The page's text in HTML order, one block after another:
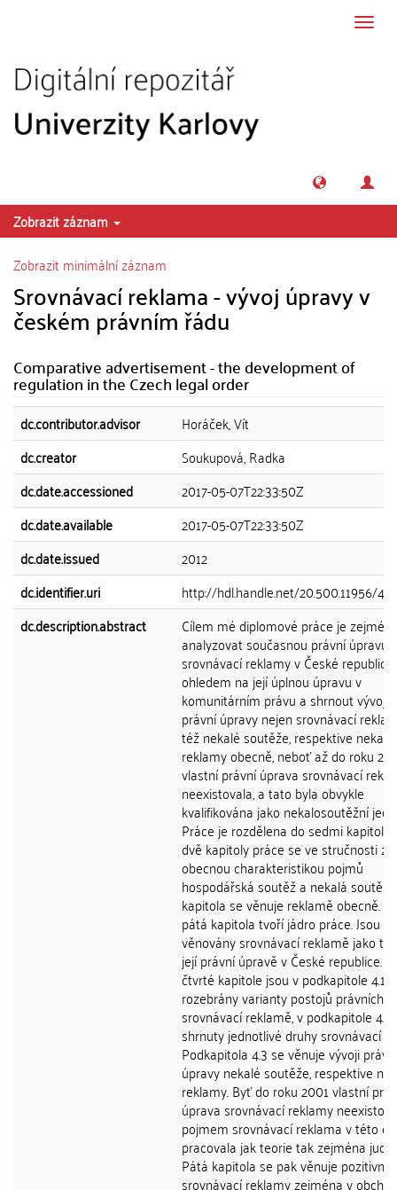
Zobrazit záznam
Zobrazit minimální záznam
Srovnávací reklama - vývoj úpravy v
českém právním řádu
Comparative advertisement - the development of
regulation in the Czech legal order
dc.contributor.advisor
Horáček, Vít
dc.creator
Soukupová, Radka
dc.date.accessioned
2017-05-07T22:33:50Z
dc.date.available
2017-05-07T22:33:50Z
dc.date.issued
2012
dc.identifier.uri
http://hdl.handle.net/20.500.11956/
dc.description.abstract
Cílem mé diplomové práce je
analyzovat současnou právní úpravu
srovnávací reklamy v České
ohledem na její úplnou úpravu v
komunitárním právu a shrnout vývoj
právní úpravy nejen srovnávací
též nekalé soutěže, respektive nekalé
reklamy obecně, neboť až do roku
vlastní právní úprava srovnávací
neexistovala, a tato byla obvykle
kvalifikována jako nekalosoutěžní
Práce je rozdělena do sedmi kapitol.
dvě kapitoly práce se ve stručnosti
obecnou charakteristikou pojmů
hospodářská soutěž a nekalá soutěž.
kapitola se věnuje reklamě obecně.
pátá kapitola tvoří jádro práce. Jsou
věnovány srovnávací reklamě jako
její právní úpravě v České republice.
čtvrté kapitole jsou v podkapitole 4.1
rozebrány varianty postojů právních
srovnávací reklamě, v podkapitole 4.2
shrnuty jednotlivé druhy srovnávací
Podkapitola 4.3 se věnuje vývoji právní
úpravy nekalé soutěže, respektive
reklamy. Byť do roku 2001 vlastní
úprava srovnávací reklamy
pojmem srovnávací reklama v této
pracovala jak teorie tak zejména
Pátá kapitola se pak věnuje pozitivní
srovnávací reklamy zejména v